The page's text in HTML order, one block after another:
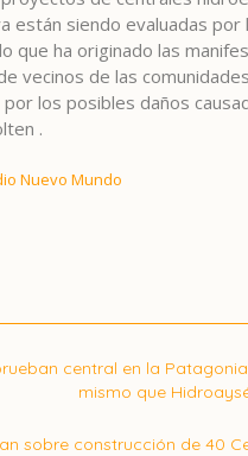
están siendo evaluadas por
que ha originado las
vecinos de las
los posibles daños
.
Nuevo Mundo
central en la
mismo que
sobre construcción de 40